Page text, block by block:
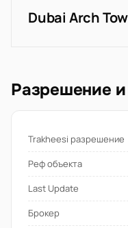
Dubai Arch
Разрешение
Trakheesi разрешение
Реф объекта
Last Update
Брокер